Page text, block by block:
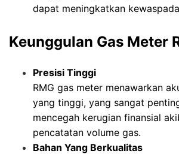
dapat meningkatkan
Keunggulan Gas Meter
Presisi Tinggi
RMG gas meter menawarkan
yang tinggi, yang sangat
mencegah kerugian finansial
pencatatan volume gas.
Bahan Yang Berkualitas